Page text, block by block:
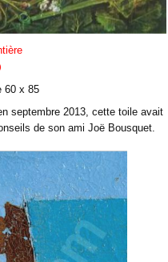
60 x 85
septembre 2013, cette toile avait
de son ami Joë Bousquet.